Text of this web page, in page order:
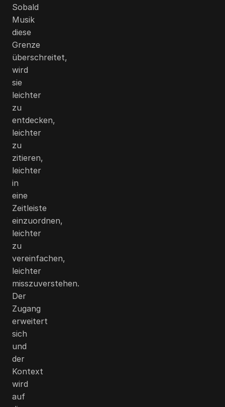
Sobald
Musik
diese
Grenze
überschreitet,
wird
sie
leichter
zu
entdecken,
leichter
zu
zitieren,
leichter
in
eine
Zeitleiste
einzuordnen,
leichter
zu
vereinfachen,
leichter
misszuverstehen.
Der
Zugang
erweitert
sich
und
der
Kontext
wird
auf